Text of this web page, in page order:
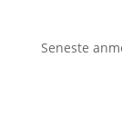
Seneste